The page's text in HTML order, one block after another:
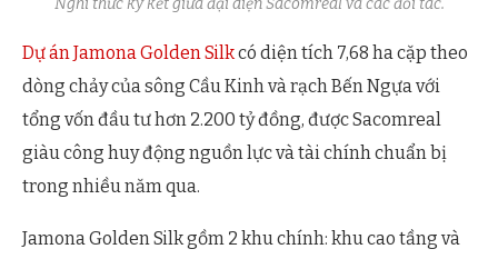
Dự án Jamona Golden Silkcó diện tích 7,68 ha cặp theo
dòng chảy của sông Cầu Kinh và rạch Bến Ngựa với
tổng vốn đầu tư hơn 2.200 tỷ đồng, được Sacomreal
giàu công huy động nguồn lực và tài chính chuẩn bị
trong nhiều năm qua.
Jamona Golden Silk gồm 2 khu chính: khu cao tầng và